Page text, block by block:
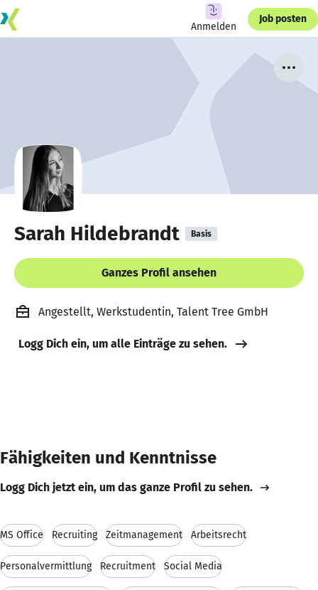
Anmelden
Job posten
Sarah Hildebrandt Basis
Ganzes Profil ansehen
Angestellt, Werkstudentin, Talent Tree GmbH
Logg Dich ein, um alle Einträge zu sehen.
Fähigkeiten und Kenntnisse
Logg Dich jetzt ein, um das ganze Profil zu sehen.
MS Office Recruiting Zeitmanagement Arbeitsrecht
Personalvermittlung Recruitment Social Media